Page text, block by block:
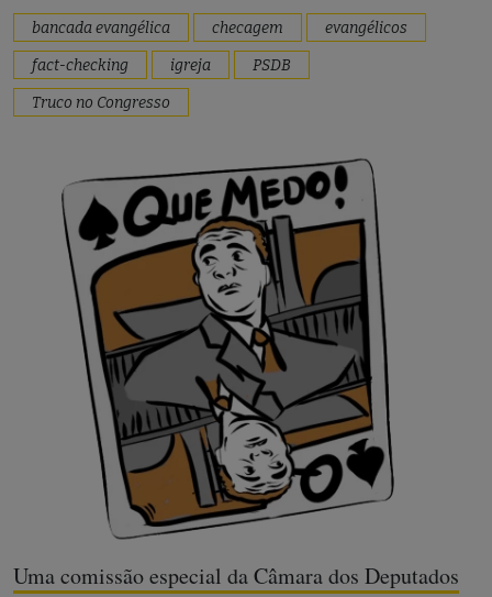
bancada evangélica checagem
evangélicos
fact-checking
igreja
PSDB
Truco no Congresso
Uma comissão especial da Câmara dos Deputados